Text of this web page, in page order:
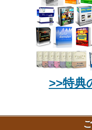
>>特典